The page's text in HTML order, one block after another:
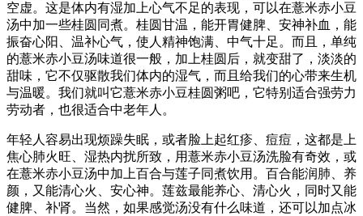
空虚。这是体内有湿加上心气不足的表现，可以在薏米赤小豆
汤中加一些桂圆同煮。桂圆甘温，能开胃健脾、安神补血，能
振奋心阳、温补心气，使人精神饱满、中气十足。而且，单纯
的薏米赤小豆汤味道很一般，加上桂圆后，就变甜了，淡淡的
甜味，它不仅驱散我们体内的湿气，而且给我们的心带来生机
与温暖。我们就叫它薏米赤小豆桂圆粥吧，它特别适合强劳力
劳动者，也很适合中老年人。
年轻人容易出现烦躁失眠，或者脸上起红疹、痘痘，这都是上
焦心肺火旺、湿热内扰所致，用薏米赤小豆汤洗脸有奇效，或
在薏米赤小豆汤中加上百合与莲子同煮饮用。百合能润肺、养
颜，又能清心火、安心神。莲兹最能养心、清心火，同时又能
健脾、补肾。当然，如果感觉汤没有什么味道，还可以加点冰